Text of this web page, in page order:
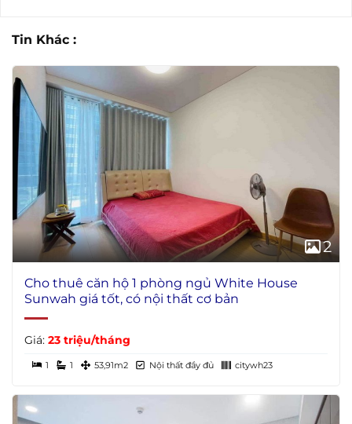
Tin Khác :
2
Cho thuê căn hộ 1 phòng ngủ White House
Sunwah giá tốt, có nội thất cơ bản
Giá: 23 triệu/tháng
1 1 53,91m2 Nội thất đầy đủ citywh23